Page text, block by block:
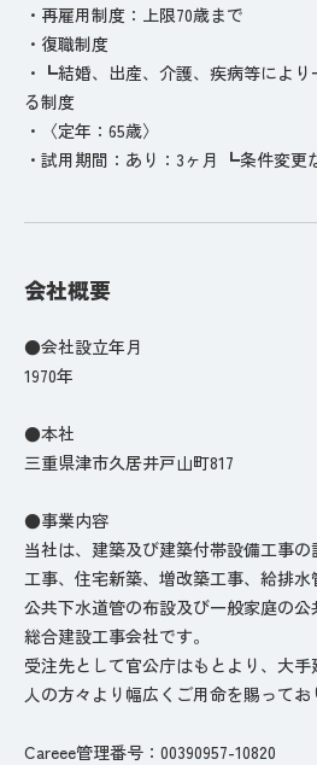
・再雇用制度：上限70歳まで
・復職制度
・┗結婚、出産、介護、疾病等によ
る制度
・〈定年：65歳〉
・試用期間：あり：3ヶ月 ┗条件変更
会社概要
●会社設立年月
1970年
●本社
三重県津市久居井戸山町817
●事業内容
当社は、建築及び建築付帯設備工事
工事、住宅新築、増改築工事、給排水
公共下水道管の布設及び一般家庭の
総合建設工事会社です。
受注先として官公庁はもとより、大
人の方々より幅広くご用命を賜ってお
Careee管理番号：00390957-10820